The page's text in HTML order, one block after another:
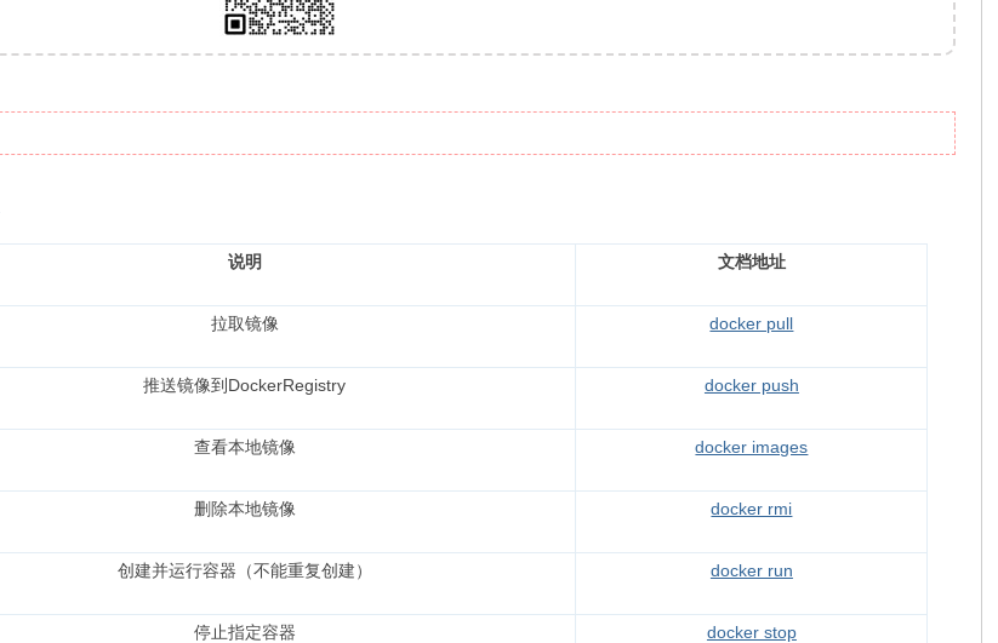
说明 文档地址
拉取镜像 docker pull
推送镜像到DockerRegistry docker push
查看本地镜像 docker images
删除本地镜像 docker rmi
创建并运行容器（不能重复创建） docker run
停止指定容器 docker stop